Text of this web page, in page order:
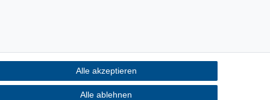
Alle akzeptieren
Alle ablehnen